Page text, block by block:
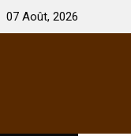
[France-
souveraineté
07 Août, 2026